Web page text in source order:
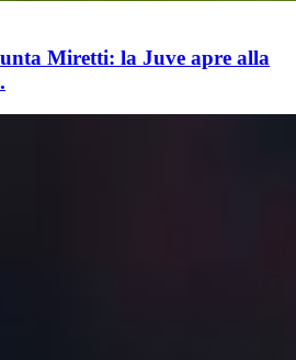
Miretti: la Juve apre alla